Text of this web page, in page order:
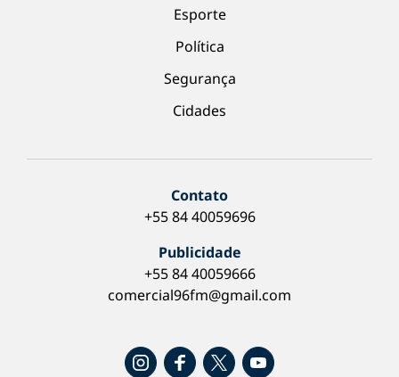
Esporte
Política
Segurança
Cidades
Contato
+55 84 40059696
Publicidade
+55 84 40059666
comercial96fm@gmail.com